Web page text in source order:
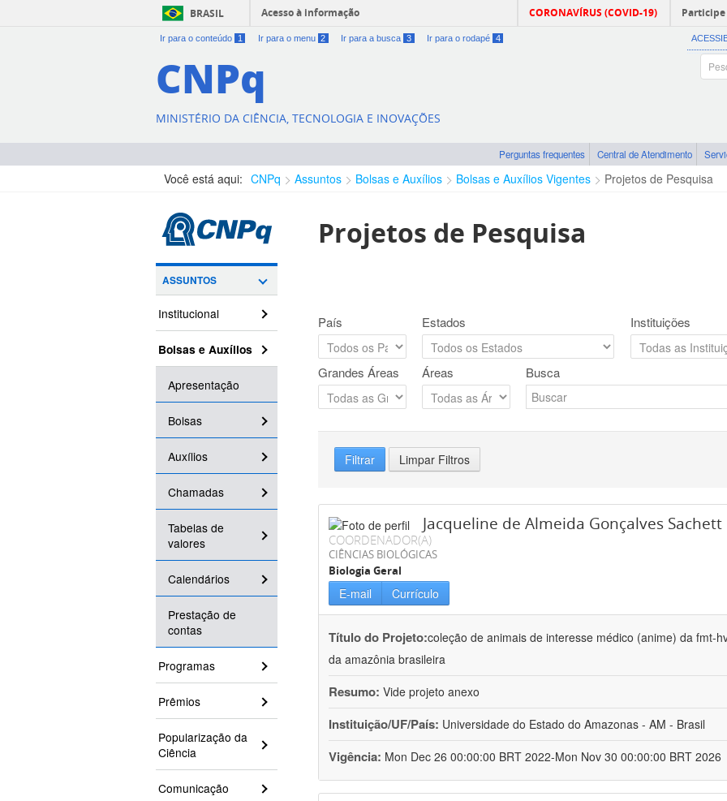
BRASIL Acesso à informação CORONAVÍRUS (COVID-19) Participe
Ir para o conteúdo 1 Ir para o menu 2 Ir para a busca 3 Ir para o rodapé 4
CNPq
MINISTÉRIO DA CIÊNCIA, TECNOLOGIA E INOVAÇÕES
Perguntas frequentes Central de Atendimento
Você está aqui: CNPq Assuntos Bolsas e Auxílios Bolsas e Auxílios Vigentes Projetos de Pesquisa
ASSUNTOS
Institucional
Bolsas e Auxílios
Apresentação
Bolsas
Auxílios
Chamadas
Tabelas de
valores
Calendários
Prestação de
contas
Programas
Prêmios
Popularização da
Ciência
Comunicação
Projetos de Pesquisa
País Estados Instituições
Grandes Áreas Áreas Busca
Filtrar Limpar Filtros
Jacqueline de Almeida Gonçalves Sachett
COORDENADOR(A)
CIÊNCIAS BIOLÓGICAS
Biologia Geral
E-mail Currículo
Título do Projeto:coleção de animais de interesse médico (anime) da fmt-
da amazônia brasileira
Resumo: Vide projeto anexo
Instituição/UF/País: Universidade do Estado do Amazonas - AM - Brasil
Vigência: Mon Dec 26 00:00:00 BRT 2022-Mon Nov 30 00:00:00 BRT 2026